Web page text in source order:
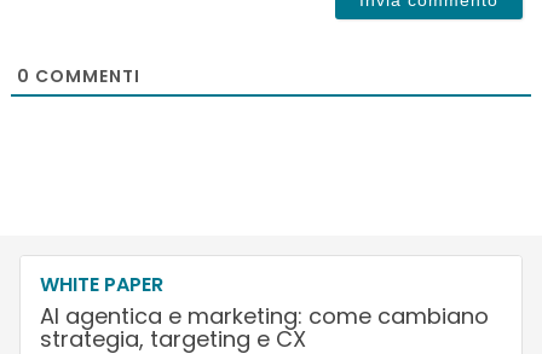
0 COMMENTI
WHITE PAPER
AI agentica e marketing: come cambiano
strategia, targeting e CX